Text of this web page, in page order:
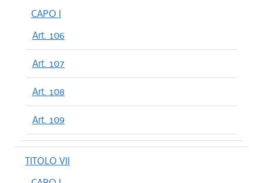
CAPO I
Art. 106
Art. 107
Art. 108
Art. 109
TITOLO VII